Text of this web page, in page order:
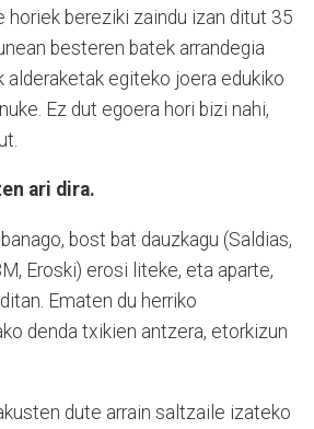
horiek bereziki zaindu izan ditut 35
besteren batek arrandegia
alderaketak egiteko joera edukiko
Ez dut egoera hori bizi nahi,
ari dira.
bost bat dauzkagu (Saldias,
Eroski) erosi liteke, eta aparte,
Ematen du herriko
denda txikien antzera, etorkizun
dute arrain saltzaile izateko